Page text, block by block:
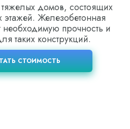
домов, состоящих
Железобетонная
необходимую прочность и
таких конструкций.
СТОИМОСТЬ